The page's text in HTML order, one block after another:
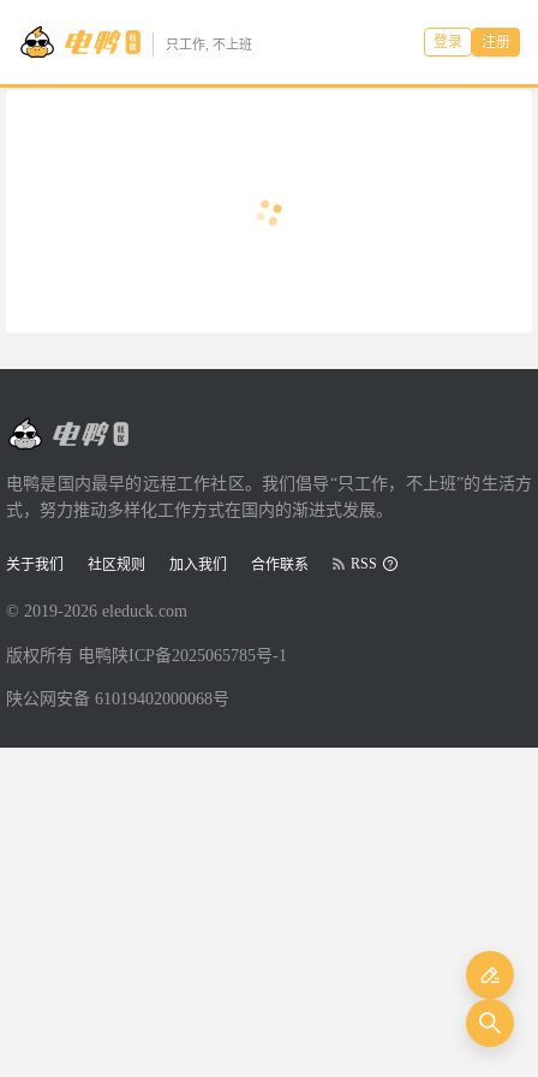
只工作, 不上班 登录 注册
电鸭是国内最早的远程工作社区。我们倡导“只工作，不上班”的生活方
式，努力推动多样化工作方式在国内的渐进式发展。
关于我们 社区规则 加入我们 合作联系 RSS
© 2019-2026 eleduck.com
版权所有 电鸭 陕ICP备2025065785号-1
陕公网安备 61019402000068号